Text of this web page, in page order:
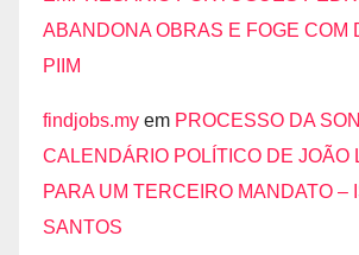
ABANDONA OBRAS E FOGE COM
PIIM
findjobs.my em PROCESSO DA
CALENDÁRIO POLÍTICO DE JOÃO
PARA UM TERCEIRO MANDATO –
SANTOS